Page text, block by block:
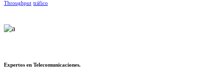
Throughput tráfico
Expertos en Telecomunicaciones.